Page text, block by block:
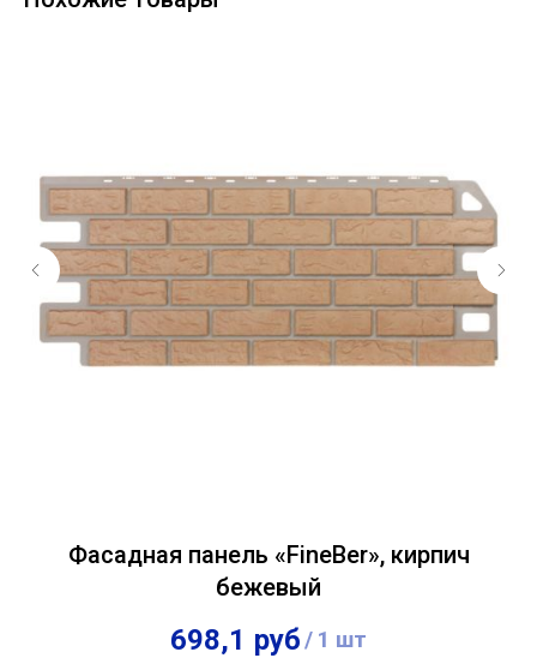
Фасадная панель «FineBer», кирпич
бежевый
698,1 руб/ 1 шт